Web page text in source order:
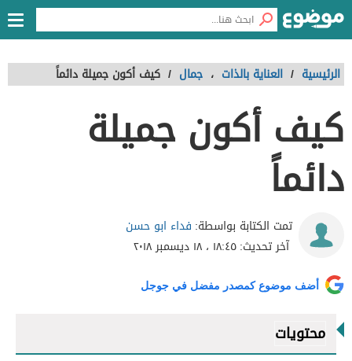
الرئيسية / العناية بالذات ، جمال / كيف أكون جميلة دائماً
كيف أكون جميلة
دائماً
تمت الكتابة بواسطة: فداء ابو حسن
آخر تحديث:١٨:٤٥ ، ١٨ ديسمبر ٢٠١٨
أضف موضوع كمصدر مفضل في جوجل
محتويات